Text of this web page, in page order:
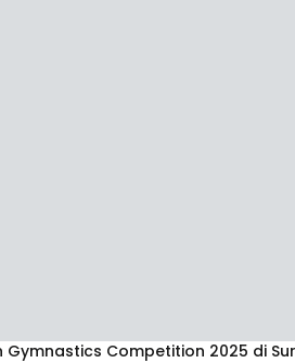
Gymnastics Competition 2025 di